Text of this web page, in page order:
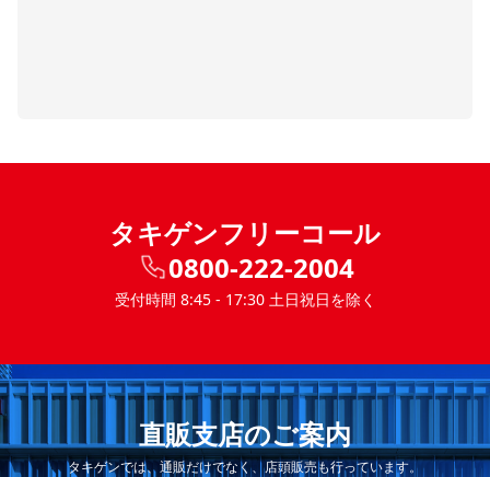
タキゲンフリーコール
0800-222-2004
受付時間 8:45 - 17:30 土日祝日を除く
直販支店のご案内
タキゲンでは、通販だけでなく、店頭販売も行っています。